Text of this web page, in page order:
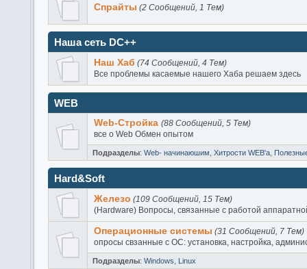
Спрайты (2 Сообщений, 1 Тем)
Наша сеть DC++
Наш Хаб (74 Сообщений, 4 Тем)
Все проблемы касаемые нашего Хаба решаем здесь
WEB
Web-Стройка (88 Сообщений, 5 Тем)
все о Web Обмен опытом
Подразделы:Web- начинаюшим ,Хитрости WEB'а
Hard&Soft
Железо (109 Сообщений, 15 Тем)
(Hardware) Вопросы, связанные с работой
Операционные системы (31 Сообщений, 7 Тем)
опросы свзанные с ОС: установка, настройка,
Подразделы:Windows Linux